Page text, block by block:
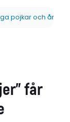
pojkar och
får